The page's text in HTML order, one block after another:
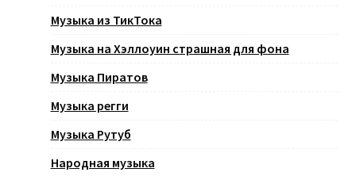
Музыка из ТикТока
Музыка на Хэллоуин страшная для фона
Музыка Пиратов
Музыка регги
Музыка Рутуб
Народная музыка